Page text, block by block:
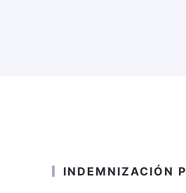
INDEMNIZACIÓN